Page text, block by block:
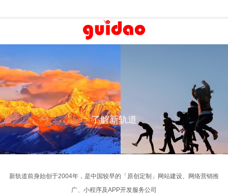
爱，努力追逐梦
未来持续向
道 >
勇于探索
他们坚持自己所想所爱，努力追逐梦
想，为了更好地未来持续向
了解新轨道 >
他们坚持自己所
想，为了更
了解
索 勇于探索 勇
10
10年互联网服务经验
100
全国100余家服务机构
299+
299多人顾问式服务
400-666-3337
高端定制网站建设
品牌官网·集团网站·营销型网站·响应式网站建设·电子商务平
高端定制网站建设
品牌官网·集团网站·营销型网站·响应式网站建设·电子商务平
我
当
了解新轨道
新轨道前身始创于2004年，是中国较早的「原创定制」网站建设、网络营销推
广、小程序及APP开发服务公司